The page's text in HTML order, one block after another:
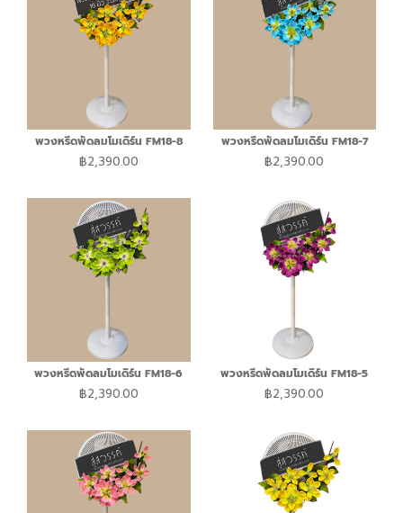
พวงหรีดพัดลมโมเดิร์น FM18-8
฿2,390.00
พวงหรีดพัดลมโมเดิร์น FM18-7
฿2,390.00
พวงหรีดพัดลมโมเดิร์น FM18-6
฿2,390.00
พวงหรีดพัดลมโมเดิร์น FM18-5
฿2,390.00